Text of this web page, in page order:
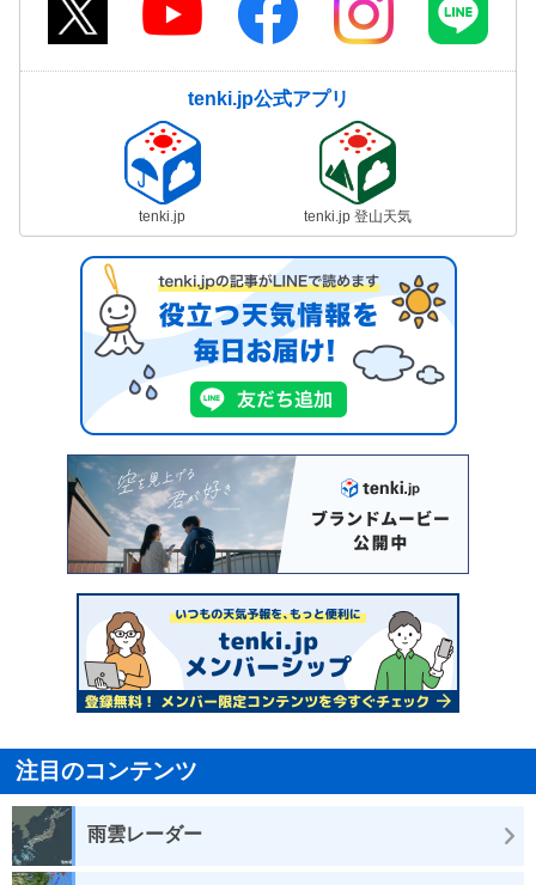
tenki.jp公式アプリ
tenki.jp tenki.jp 登山天気
注目のコンテンツ
雨雲レーダー